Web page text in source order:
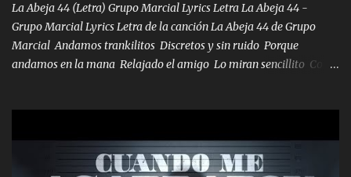
La Abeja 44 (Letra) Grupo Marcial Lyrics Letra La Abeja 44 -
Grupo Marcial Lyrics Letra de la canción La Abeja 44 de Grupo
Marcial Andamos trankilitos Discretos y sin ruido Porque
andamos en la mana Relajado el amigo Lo miran sencillito Con
coronamos Se jala los marciales Y sus guitarras ya van sonando
Un gallardo me prendo Para agarrar el vuelo y la mente y